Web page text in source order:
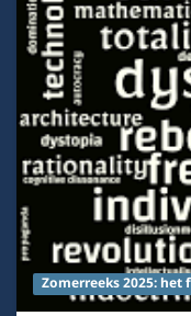
Zomerreeks 2025: het